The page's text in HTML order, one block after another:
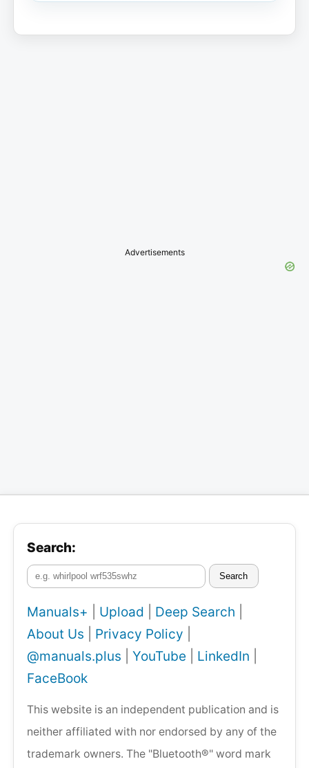
Advertisements
Search:
Search
Manuals+ Upload Deep Search
About Us
Privacy Policy
@manuals.plus
YouTube LinkedIn
FaceBook
This website is an independent publication and is
neither affiliated with nor endorsed by any of the
trademark owners. The "Bluetooth®" word mark